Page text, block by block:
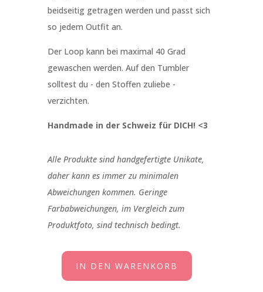
beidseitig getragen werden und passt sich
so jedem Outfit an.
Der Loop kann bei maximal 40 Grad
gewaschen werden. Auf den Tumbler
solltest du - den Stoffen zuliebe -
verzichten.
Handmade in der Schweiz für DICH! <3
Alle Produkte sind handgefertigte Unikate,
daher kann es immer zu minimalen
Abweichungen kommen. Geringe
Farbabweichungen, im Vergleich zum
Produktfoto, sind technisch bedingt.
Loop
IN DEN WARENKORB